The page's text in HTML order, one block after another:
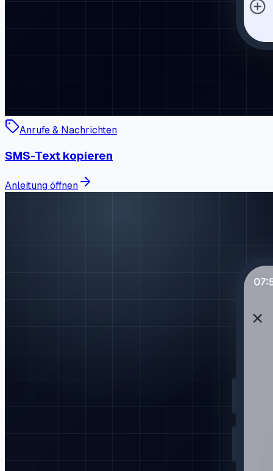
Anrufe & Nachrichten
SMS-Text kopieren
Anleitung öffnen